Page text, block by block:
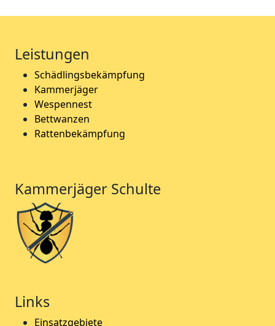
Leistungen
Schädlingsbekämpfung
Kammerjäger
Wespennest
Bettwanzen
Rattenbekämpfung
Kammerjäger Schulte
Links
Einsatzgebiete